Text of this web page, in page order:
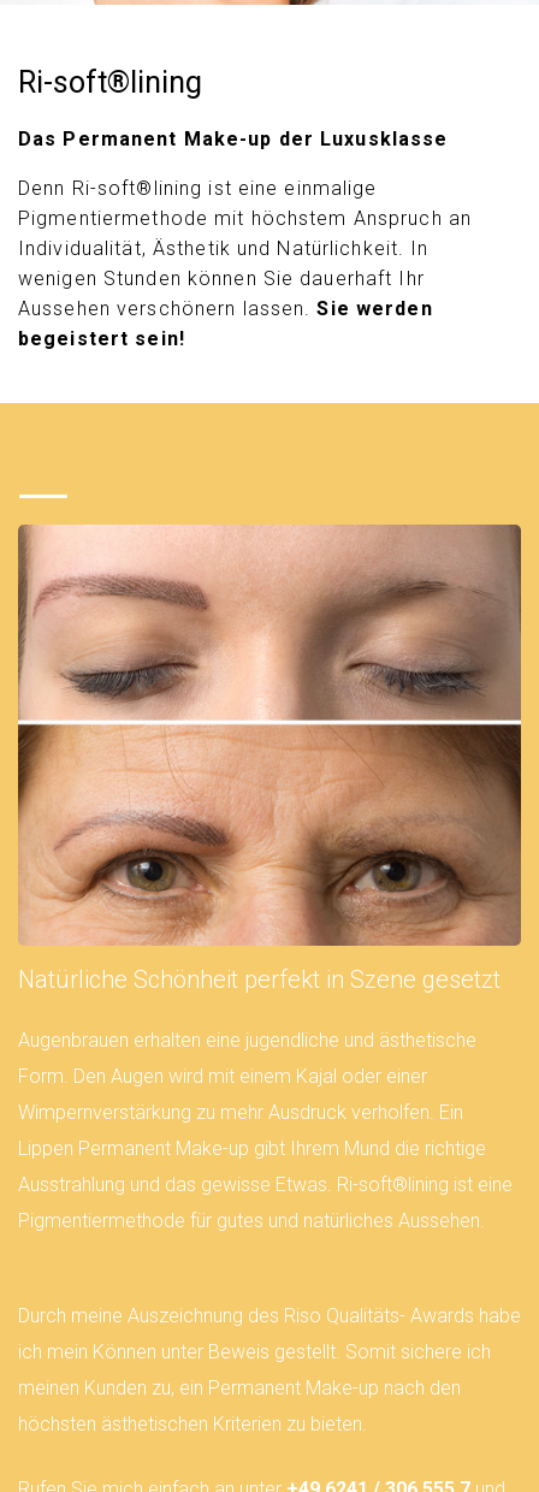
Ri-soft®lining
Das Permanent Make-up der Luxusklasse
Denn Ri-soft®lining ist eine einmalige
Pigmentiermethode mit höchstem Anspruch an
Individualität, Ästhetik und Natürlichkeit. In
wenigen Stunden können Sie dauerhaft Ihr
Aussehen verschönern lassen.Sie werden
begeistert sein!
Natürliche Schönheit perfekt in Szene gesetzt
Augenbrauen erhalten eine jugendliche und ästhetische
Form. Den Augen wird mit einem Kajal oder einer
Wimpernverstärkung zu mehr Ausdruck verholfen. Ein
Lippen Permanent Make-up gibt Ihrem Mund die richtige
Ausstrahlung und das gewisse Etwas. Ri-soft®lining ist eine
Pigmentiermethode für gutes und natürliches Aussehen.
Durch meine Auszeichnung des Riso Qualitäts- Awards habe
ich mein Können unter Beweis gestellt. Somit sichere ich
meinen Kunden zu, ein Permanent Make-up nach den
höchsten ästhetischen Kriterien zu bieten.